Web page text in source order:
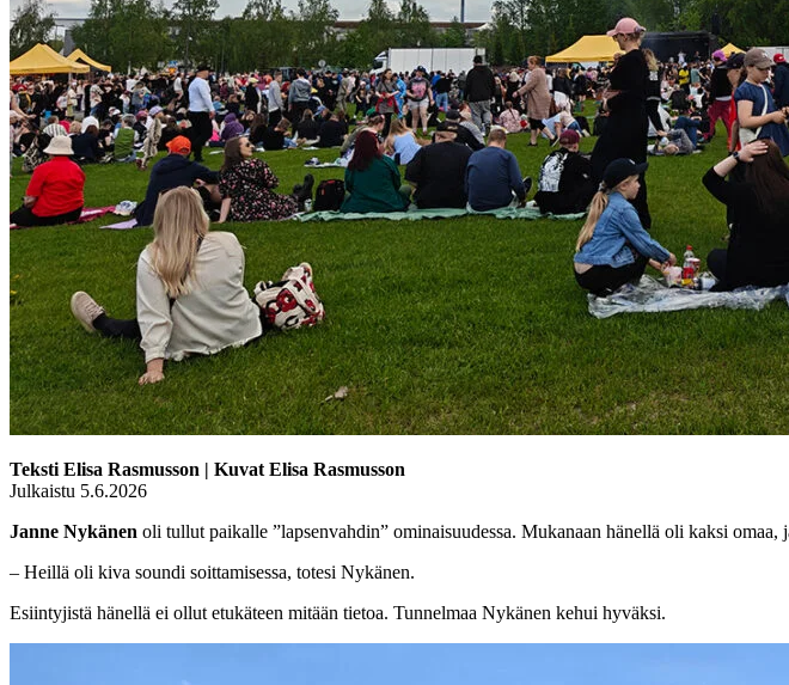
Teksti Elisa Rasmusson | Kuvat Elisa Rasmusson
Julkaistu 5.6.2026
Janne Nykänen oli tullut paikalle ”lapsenvahdin” ominaisuudessa. Mukanaan hänellä oli kaksi
– Heillä oli kiva soundi soittamisessa, totesi Nykänen.
Esiintyjistä hänellä ei ollut etukäteen mitään tietoa. Tunnelmaa Nykänen kehui hyväksi.